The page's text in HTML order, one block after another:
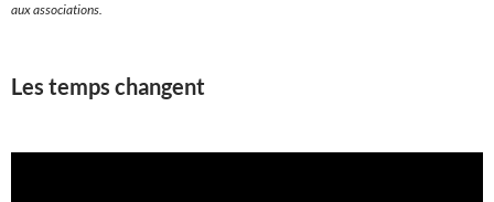
aux associations.
Les temps changent